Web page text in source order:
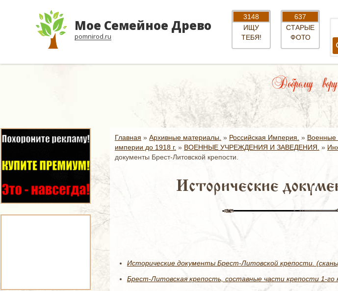
Мое Семейное Древо
pomnirod.ru
3148
ИЩУ
ТЕБЯ!
637
СТАРЫЕ
ФОТО
Доброму
Главная » Архивные материалы. » Российская Империя. » Военные
империи до 1918 г. » ВОЕННЫЕ УЧРЕЖДЕНИЯ И ЗАВЕДЕНИЯ. »
документы Брест-Литовской крепости.
Исторические
Исторические документы Брест-Литовской крепости.
Брест-Литовская крепость, составные части крепости 1-го